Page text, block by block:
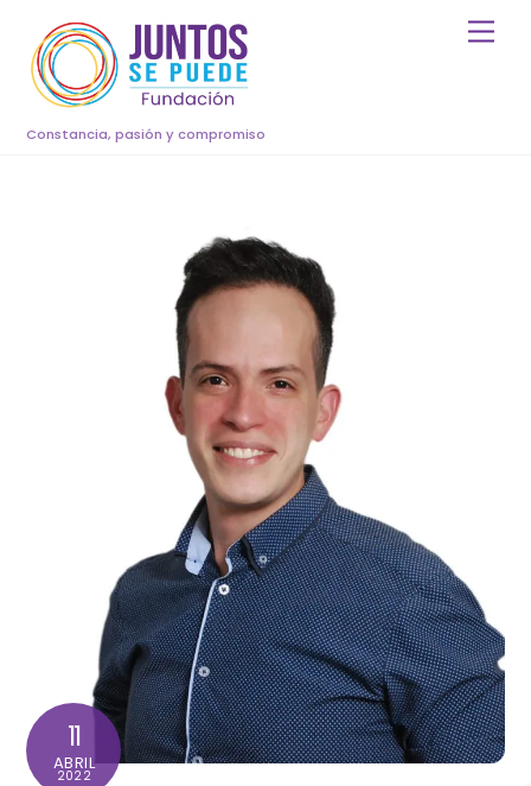
content
Constancia, pasión y compromiso
11
ABRIL
2022